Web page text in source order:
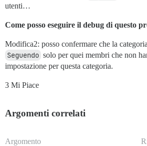
utenti…
Come posso eseguire il debug di questo
Modifica2: posso confermare che la
Seguendo solo per quei membri che non
impostazione per questa categoria.
3 Mi Piace
Argomenti correlati
Argomento